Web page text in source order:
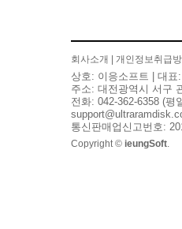
회사소개 개인정보취급
상호: 이응소프트 | 대표
주소: 대전광역시 서구
전화: 042-362-6358 (평
통신판매업신고번호:
Copyright © ieungSoft.